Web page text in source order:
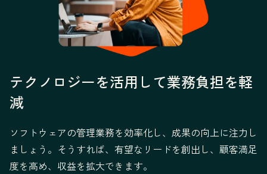
テクノロジーを活用して業務負担を軽
減
ソフトウェアの管理業務を効率化し、成果の向上に注力し
ましょう。そうすれば、有望なリードを創出し、顧客満足
度を高め、収益を拡大できます。